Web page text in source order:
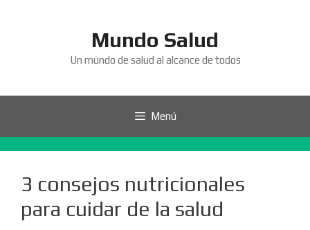
Mundo Salud
Un mundo de salud al alcance de todos
Menú
3 consejos nutricionales
para cuidar de la salud